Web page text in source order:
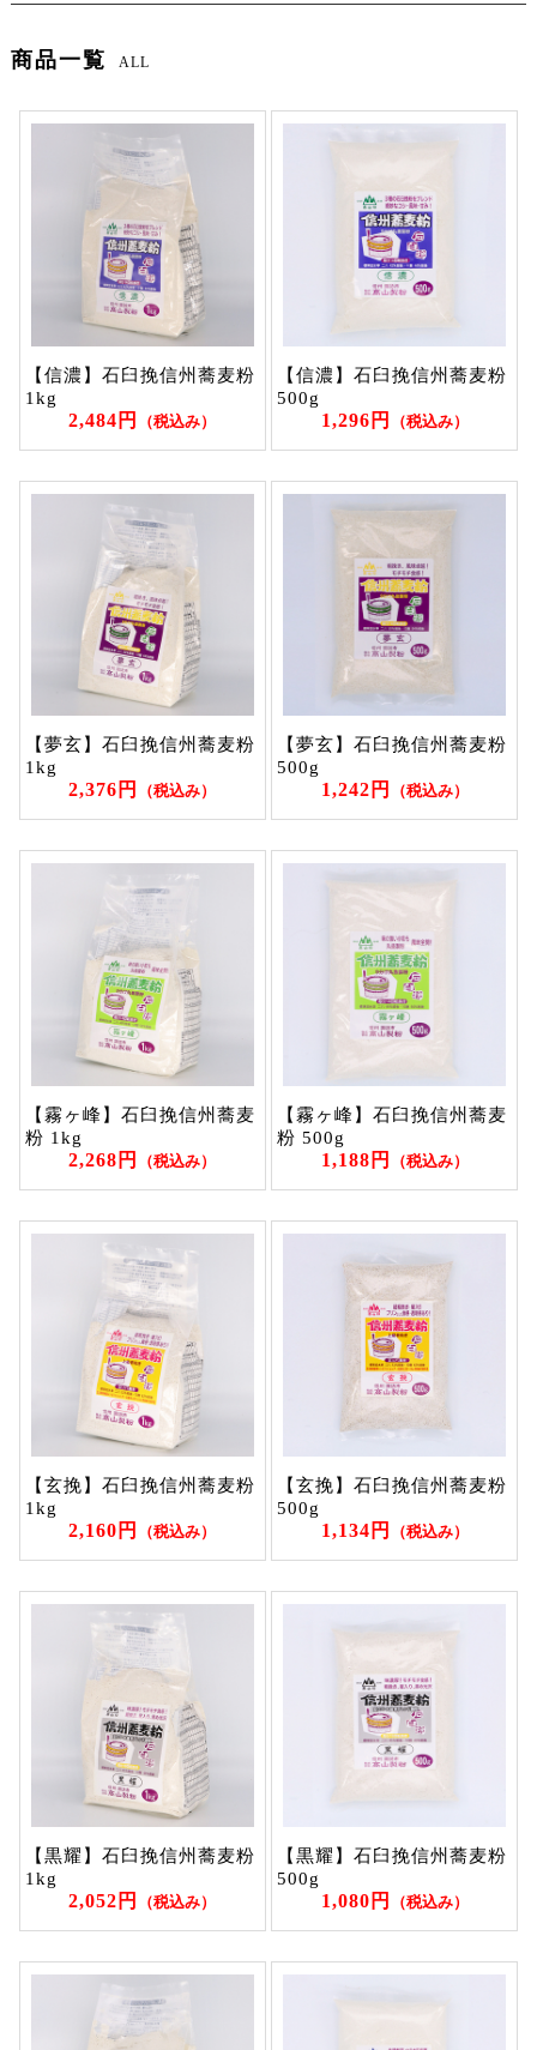
商品一覧 ALL
【信濃】石臼挽信州蕎麦粉
1kg
2,484円 （税込み）
【信濃】石臼挽信州蕎麦粉
500g
1,296円 （税込み）
【夢玄】石臼挽信州蕎麦粉
1kg
2,376円 （税込み）
【夢玄】石臼挽信州蕎麦粉
500g
1,242円 （税込み）
【霧ヶ峰】石臼挽信州蕎麦
粉 1kg
2,268円 （税込み）
【霧ヶ峰】石臼挽信州蕎麦
粉 500g
1,188円 （税込み）
【玄挽】石臼挽信州蕎麦粉
1kg
2,160円 （税込み）
【玄挽】石臼挽信州蕎麦粉
500g
1,134円 （税込み）
【黒耀】石臼挽信州蕎麦粉
1kg
2,052円 （税込み）
【黒耀】石臼挽信州蕎麦粉
500g
1,080円 （税込み）